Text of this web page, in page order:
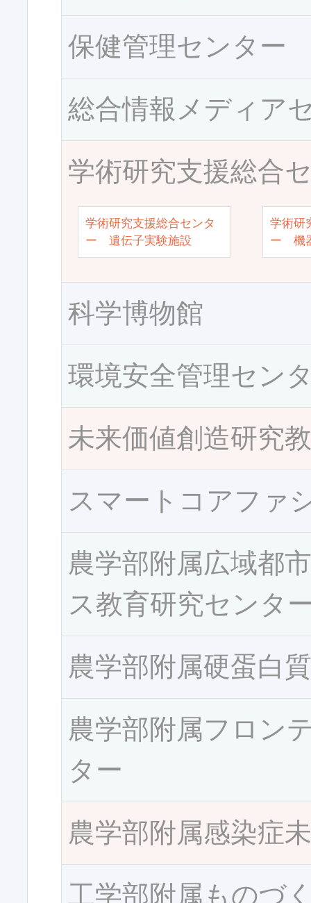
保健管理センター
総合情報メディア
学術研究支援総合
学術研究支援総合センタ
ー 遺伝子実験施設
学術研
ー 機
科学博物館
環境安全管理セン
未来価値創造研究
スマートコアファ
農学部附属広域都
ス教育研究センタ
農学部附属硬蛋白
農学部附属フロン
ター
農学部附属感染症
工学部附属ものづ